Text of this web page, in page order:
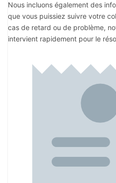
Nous incluons également des
que vous puissiez suivre votre
cas de retard ou de problème,
intervient rapidement pour le